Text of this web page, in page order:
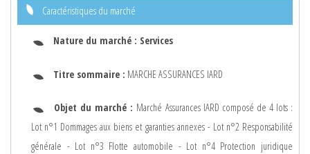
Caractéristiques du marché
Nature du marché : Services
Titre sommaire : MARCHE ASSURANCES IARD
Objet du marché : Marché Assurances IARD composé de 4 lots :
Lot n°1 Dommages aux biens et garanties annexes - Lot n°2 Responsabilité
générale - Lot n°3 Flotte automobile - Lot n°4 Protection juridique